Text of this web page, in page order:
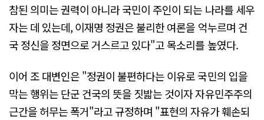
참된 의미는 권력이 아니라 국민이 주인이 되는 나라를 세우
자는 데 있는데, 이재명 정권은 불리한 여론을 억누르며 건
국 정신을 정면으로 거스르고 있다"고 목소리를 높였다.
이어 조 대변인은 "정권이 불편하다는 이유로 국민의 입을
막는 행위는 단군 건국의 뜻을 짓밟는 것이자 자유민주주의
근간을 허무는 폭거"라고 규정하며 "표현의 자유가 훼손되